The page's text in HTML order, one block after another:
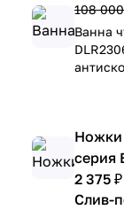
108
Ванна
Ножки
серия
2 375
Слив-